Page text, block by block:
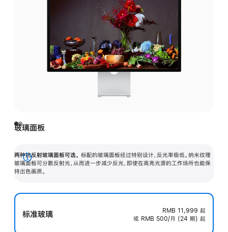
玻璃面板
两种抗反射玻璃面板可选。 标配的玻璃面板经过特别设计，反光率极低。纳米纹理
玻璃面板可分散反射光，从而进一步减少反光，即使在高亮光源的工作场所也能保
持出色画质。
展
开
标准玻璃 RMB 11,999 起
或 RMB 500/月 (24 期) 起